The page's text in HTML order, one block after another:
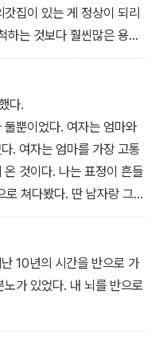
집이 있는 게 정상이 되리
하는 것보다 훨씬많은 용기
순간 내 원가족과 더 철저
다.
뿐이었다. 여자는 엄마와
. 여자는 엄마를 가장 고통
것이다. 나는 표정이 흔들
쳐다봤다. 딴 남자랑 그걸
테 말하고 있는 당신이 더
는 한심해서 참을 수가 없
지기로 지낸 엄마의 인간관
엄마의 처신머리가 한심
10년의 시간을 반으로 가
가 있었다. 내 뇌를 반으로